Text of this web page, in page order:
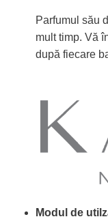
Parfumul său
mult timp. Vă
după fiecare
Modul de